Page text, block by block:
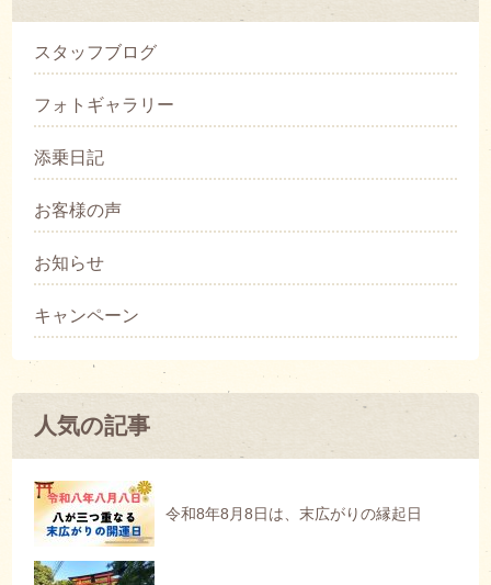
スタッフブログ
フォトギャラリー
添乗日記
お客様の声
お知らせ
キャンペーン
人気の記事
令和8年8月8日は、末広がりの縁起日